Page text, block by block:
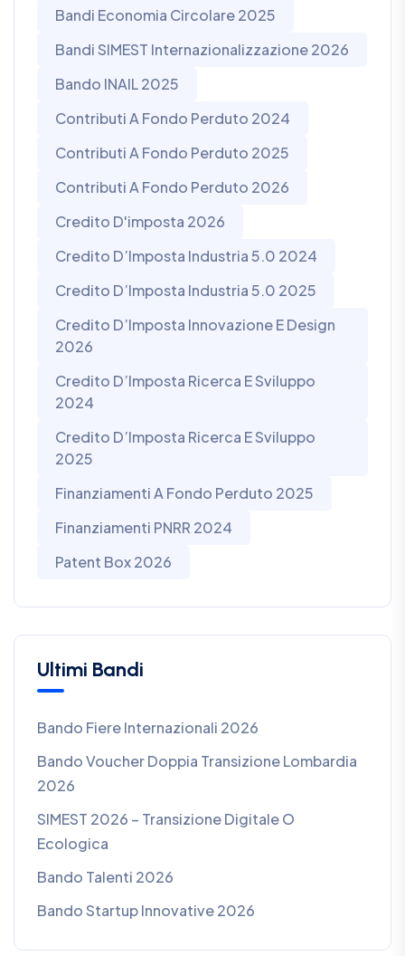
Bandi Economia Circolare 2025
Bandi SIMEST Internazionalizzazione 2026
Bando INAIL 2025
Contributi A Fondo Perduto 2024
Contributi A Fondo Perduto 2025
Contributi A Fondo Perduto 2026
Credito D'imposta 2026
Credito D’Imposta Industria 5.0 2024
Credito D’Imposta Industria 5.0 2025
Credito D’Imposta Innovazione E Design
2026
Credito D’Imposta Ricerca E Sviluppo
2024
Credito D’Imposta Ricerca E Sviluppo
2025
Finanziamenti A Fondo Perduto 2025
Finanziamenti PNRR 2024
Patent Box 2026
Ultimi Bandi
Bando Fiere Internazionali 2026
Bando Voucher Doppia Transizione Lombardia
2026
SIMEST 2026 – Transizione Digitale O
Ecologica
Bando Talenti 2026
Bando Startup Innovative 2026